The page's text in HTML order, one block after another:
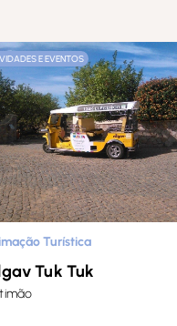
E EVENTOS
Turística
Tuk Tuk